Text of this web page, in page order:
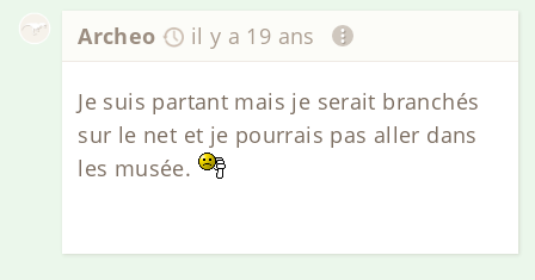
Archeo il y a 19 ans
Je suis partant mais je serait branchés
sur le net et je pourrais pas aller dans
les musée.